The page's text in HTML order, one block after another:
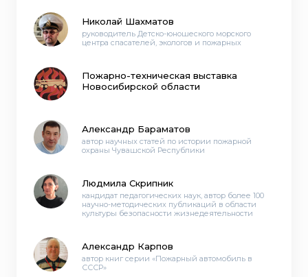
Николай Шахматов
руководитель Детско-юношеского морского
центра спасателей, экологов и пожарных
Пожарно-техническая выставка
Новосибирской области
Александр Бараматов
автор научных статей по истории​ пожарной
охраны Чувашской Республики
Людмила Скрипник
кандидат педагогических наук, автор более 100
научно-методических публикаций в области
культуры безопасности жизнедеятельности
Александр Карпов
автор книг серии «Пожарный автомобиль в
СССР»